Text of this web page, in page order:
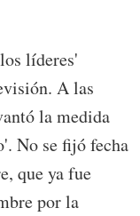
líderes'
A las
la medida
No se fijó fecha
que ya fue
por la